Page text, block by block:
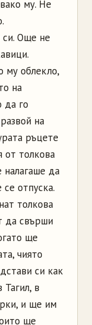
му. Не
си. Още не
му облекло,
на
да го
на
ръцете
толкова
налагаше да
отпуска.
толкова
да свърши
ще
чиято
си как
в
и ще им
ще